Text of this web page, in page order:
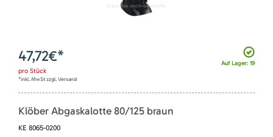
Auf Lager: 19
47,72€*
pro Stück
*inkl. MwSt zzgl. Versand
Klöber Abgaskalotte 80/125 braun
KE 8065-0200